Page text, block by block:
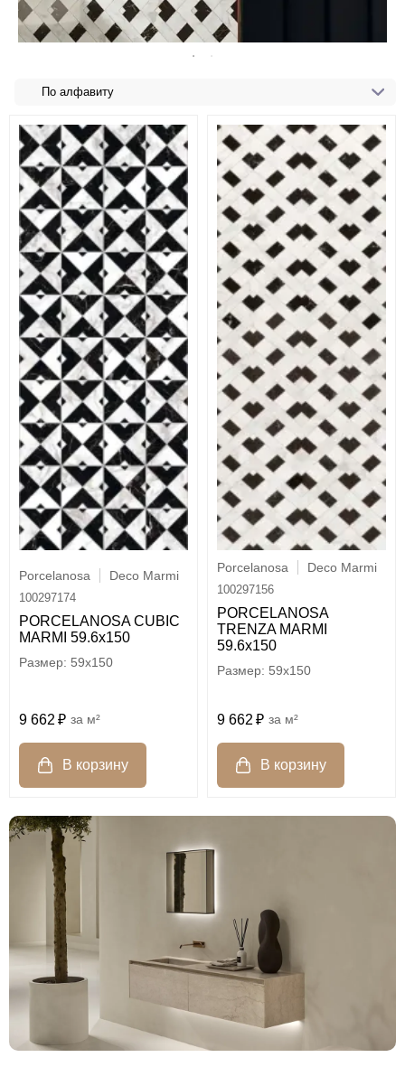
По алфавиту
Porcelanosa Deco Marmi
100297174
PORCELANOSA CUBIC
MARMI 59.6x150
59x150
9 662 м²
Porcelanosa Deco Marmi
100297156
PORCELANOSA
TRENZA MARMI
59.6х150
59x150
9 662 м²